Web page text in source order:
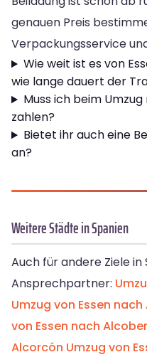
genauen Preis
Verpackungsservice
Wie weit ist es von
wie lange dauert der
Muss ich beim
zahlen?
Bietet ihr auch eine
an?
Weitere Städte in Spanien
Auch für andere Ziele in
Ansprechpartner:
Umzug von Essen
von Essen nach
Alcorcón Umzug von